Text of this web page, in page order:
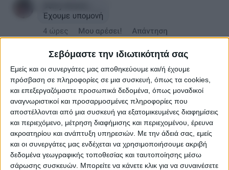
Σεβόμαστε την ιδιωτικότητά σας
Εμείς και οι συνεργάτες μας αποθηκεύουμε και/ή έχουμε
πρόσβαση σε πληροφορίες σε μια συσκευή, όπως τα cookies,
και επεξεργαζόμαστε προσωπικά δεδομένα, όπως μοναδικοί
αναγνωριστικοί και προσαρμοσμένες πληροφορίες που
αποστέλλονται από μια συσκευή για εξατομικευμένες διαφημίσεις
και περιεχόμενο, μέτρηση διαφήμισης και περιεχομένου, έρευνα
ακροατηρίου και ανάπτυξη υπηρεσιών. Με την άδειά σας, εμείς
και οι συνεργάτες μας ενδέχεται να χρησιμοποιήσουμε ακριβή
δεδομένα γεωγραφικής τοποθεσίας και ταυτοποίησης μέσω
σάρωσης συσκευών. Μπορείτε να κάνετε κλικ για να συναινέσετε